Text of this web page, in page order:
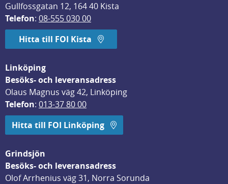
Gullfossgatan 12, 164 40 Kista
Telefon: 08-555 030 00
Hitta till FOI Kista
Linköping
Besöks- och leveransadress
Olaus Magnus väg 42, Linköping
Telefon: 013-37 80 00
Hitta till FOI Linköping
Grindsjön
Besöks- och leveransadress
Olof Arrhenius väg 31, Norra Sorunda